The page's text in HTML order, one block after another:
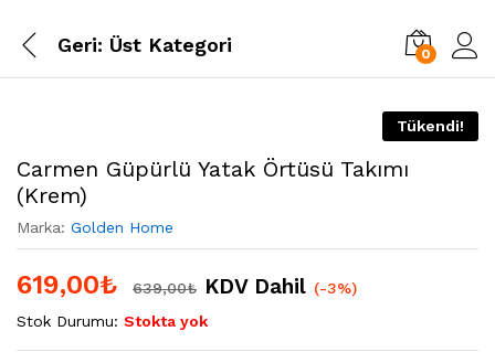
Geri: Üst Kategori 0
Tükendi!
Carmen Güpürlü Yatak Örtüsü Takımı
(Krem)
Marka: Golden Home
619,00₺ 639,00₺ KDV Dahil (-3%)
Stok Durumu: Stokta yok